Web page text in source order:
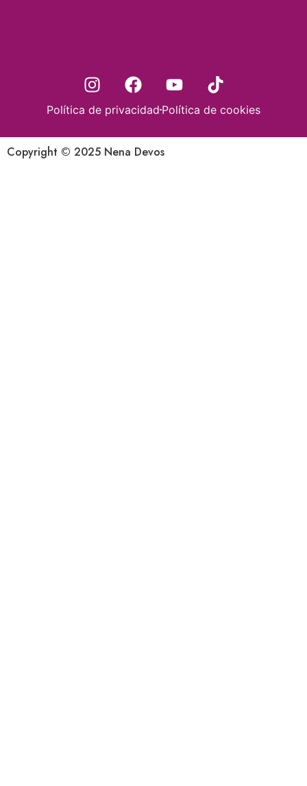
Política de privacidad Política de cookies
Copyright © 2025 Nena Devos